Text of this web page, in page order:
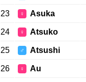
23 ♀ Asuka
24 ♀ Atsuko
25 ♂ Atsushi
26 ♀ Au